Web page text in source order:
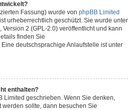
Fassung) wurde von phpBB Limited
urheberrechtlich geschützt. Sie wurde unter
2 (GPL-2.0) veröffentlicht und kann
finden Sie
Eine deutschsprachige Anlaufstelle ist unter
enthalten?
Limited geschrieben. Wenn Sie denken,
sollte, dann besuchen Sie